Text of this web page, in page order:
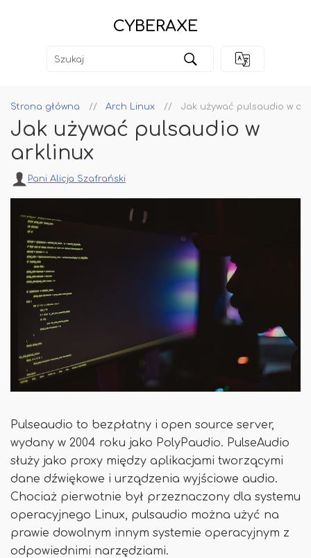
CYBERAXE
Strona główna Arch Linux Jak używać pulsaudio w
Jak używać pulsaudio w
arklinux
Pani Alicja Szafrański
Pulseaudio to bezpłatny i open source server,
wydany w 2004 roku jako PolyPaudio. PulseAudio
służy jako proxy między aplikacjami tworzącymi
dane dźwiękowe i urządzenia wyjściowe audio.
Chociaż pierwotnie był przeznaczony dla systemu
operacyjnego Linux, pulsaudio można użyć na
prawie dowolnym innym systemie operacyjnym z
odpowiednimi narzędziami.